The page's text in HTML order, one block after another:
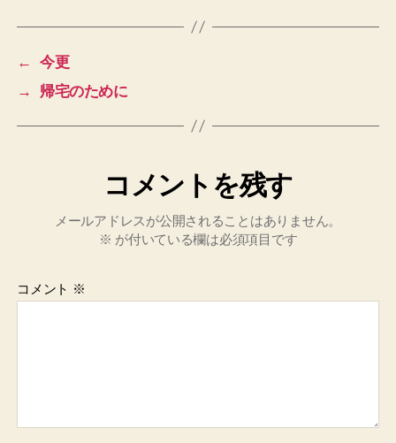
←
今更
→
帰宅のために
コメントを残す
メールアドレスが公開されることはありません。
※ が付いている欄は必須項目です
コメント ※